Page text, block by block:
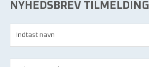
NYHEDSBREV TILMELDING